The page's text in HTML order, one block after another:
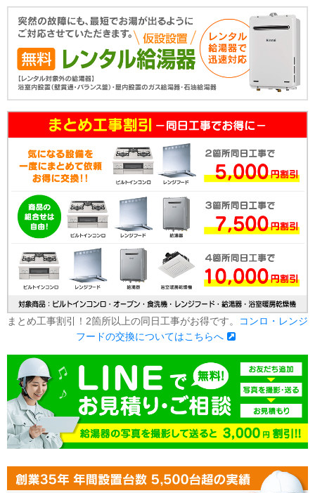
まとめ工事割引！2箇所以上の同日工事がお得です。
コンロ・レンジ
フードの交換についてはこちらへ